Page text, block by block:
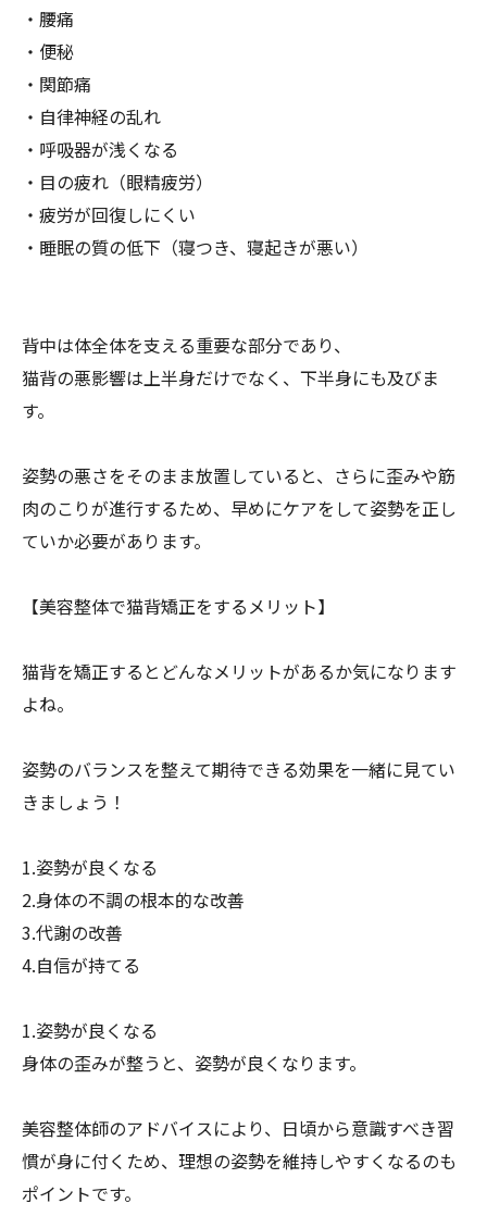
・腰痛
・便秘
・関節痛
・自律神経の乱れ
・呼吸器が浅くなる
・目の疲れ（眼精疲労）
・疲労が回復しにくい
・睡眠の質の低下（寝つき、寝起きが悪い）
背中は体全体を支える重要な部分であり、
猫背の悪影響は上半身だけでなく、下半身にも及びま
す。
姿勢の悪さをそのまま放置していると、 さらに歪みや筋
肉のこりが進行するため、 早めにケアをして姿勢を正し
ていか必要があります。
【美容整体で猫背矯正をするメリット】
猫背を矯正するとどんなメリットがあるか気になります
よね。
姿勢のバランスを整えて期待できる効果を一緒に見てい
きましょう ！
1.姿勢が良くなる
2.身体の不調の根本的な改善
3.代謝の改善
4.自信が持てる
1.姿勢が良くなる
身体の歪みが整うと、姿勢が良くなります。
美容整体師のアドバイスにより、 日頃から意識すべき習
慣が身に付くため、 理想の姿勢を維持しやすくなるのも
ポイントです。